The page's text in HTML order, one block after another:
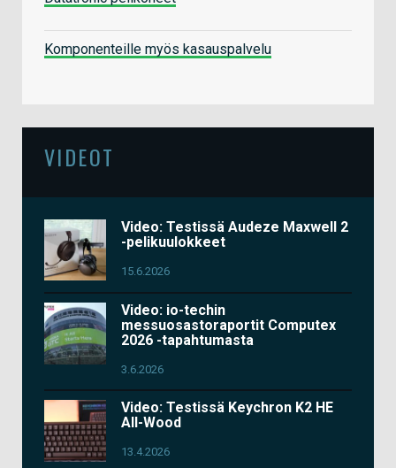
Komponenteille myös kasauspalvelu
VIDEOT
Video: Testissä Audeze Maxwell 2
-pelikuulokkeet
15.6.2026
Video: io-techin
messuosastoraportit Computex
2026 -tapahtumasta
3.6.2026
Video: Testissä Keychron K2 HE
All-Wood
13.4.2026